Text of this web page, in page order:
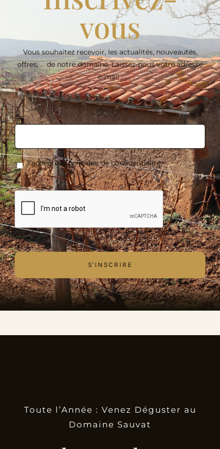
vous
Vous souhaitez recevoir, les actualités, nouveautés,
offres, … de notre domaine. Laissez-nous votre adresse
e-mail :
E-
mail
RGPD *
J’accepte la politique de confidentialité.
*
CAPTCHA
Toute l’Année : Venez Déguster au
Domaine Sauvat